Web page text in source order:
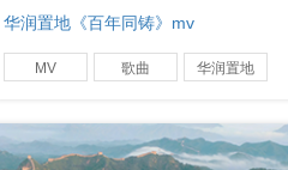
华润置地《百年同铸》mv
MV 歌曲 华润置地